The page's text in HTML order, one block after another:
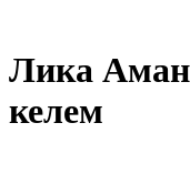
Лика
келем